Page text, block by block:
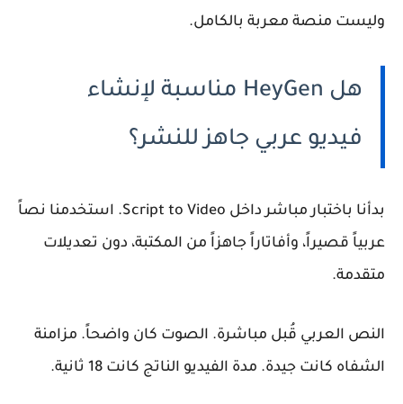
وليست منصة معربة بالكامل.
هل HeyGen مناسبة لإنشاء
فيديو عربي جاهز للنشر؟
بدأنا باختبار مباشر داخل Script to Video. استخدمنا نصاً
عربياً قصيراً، وأفاتاراً جاهزاً من المكتبة، دون تعديلات
متقدمة.
النص العربي قُبل مباشرة. الصوت كان واضحاً. مزامنة
الشفاه كانت جيدة. مدة الفيديو الناتج كانت 18 ثانية.